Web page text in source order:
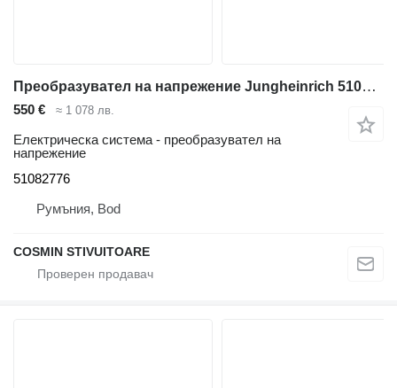
Преобразувател на напрежение Jungheinrich 51082776 за електрокар
550 € ≈ 1 078 лв.
Електрическа система - преобразувател на
напрежение
51082776
Румъния, Bod
COSMIN STIVUITOARE